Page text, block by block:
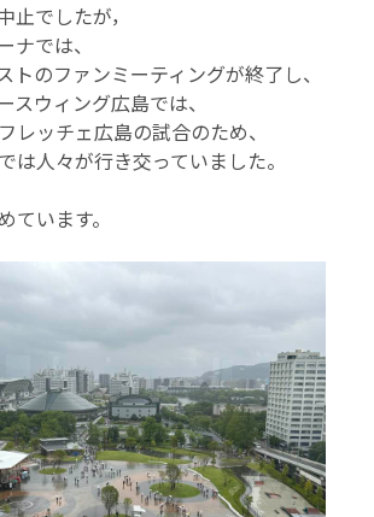
止でしたが，
ナでは、
トのファンミーティングが終了し、
スウィング広島では、
レッチェ広島の試合のため、
は人々が行き交っていました。
ています。